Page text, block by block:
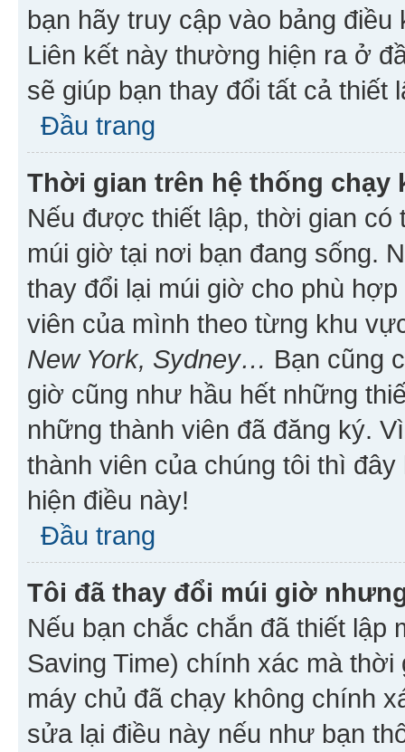
bạn hãy truy cập vào bảng
Liên kết này thường hiện ra ở
sẽ giúp bạn thay đổi tất cả thiết
Đầu trang
Thời gian trên hệ thống chạy
Nếu được thiết lập, thời gian
múi giờ tại nơi bạn đang sống.
thay đổi lại múi giờ cho phù
viên của mình theo từng khu
New York, Sydney… Bạn cũng
giờ cũng như hầu hết những
những thành viên đã đăng ký.
thành viên của chúng tôi thì
hiện điều này!
Đầu trang
Tôi đã thay đổi múi giờ
Nếu bạn chắc chắn đã thiết lập
Saving Time) chính xác mà
máy chủ đã chạy không chính
sửa lại điều này nếu như bạn